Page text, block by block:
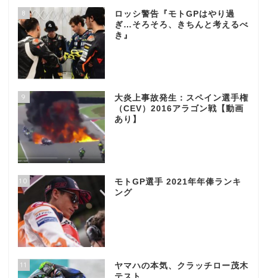
8
ロッシ警告『モトGPはやり過
ぎ…そろそろ、きちんと考えるべ
き』
9
大炎上事故発生：スペイン選手権
（CEV）2016アラゴン戦【動画
あり】
10
モトGP選手 2021年年俸ランキ
ング
11
ヤマハの本気、クラッチロー茂木